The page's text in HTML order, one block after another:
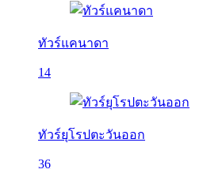
ทัวร์แคนาดา
14
ทัวร์ยุโรปตะวันออก
36